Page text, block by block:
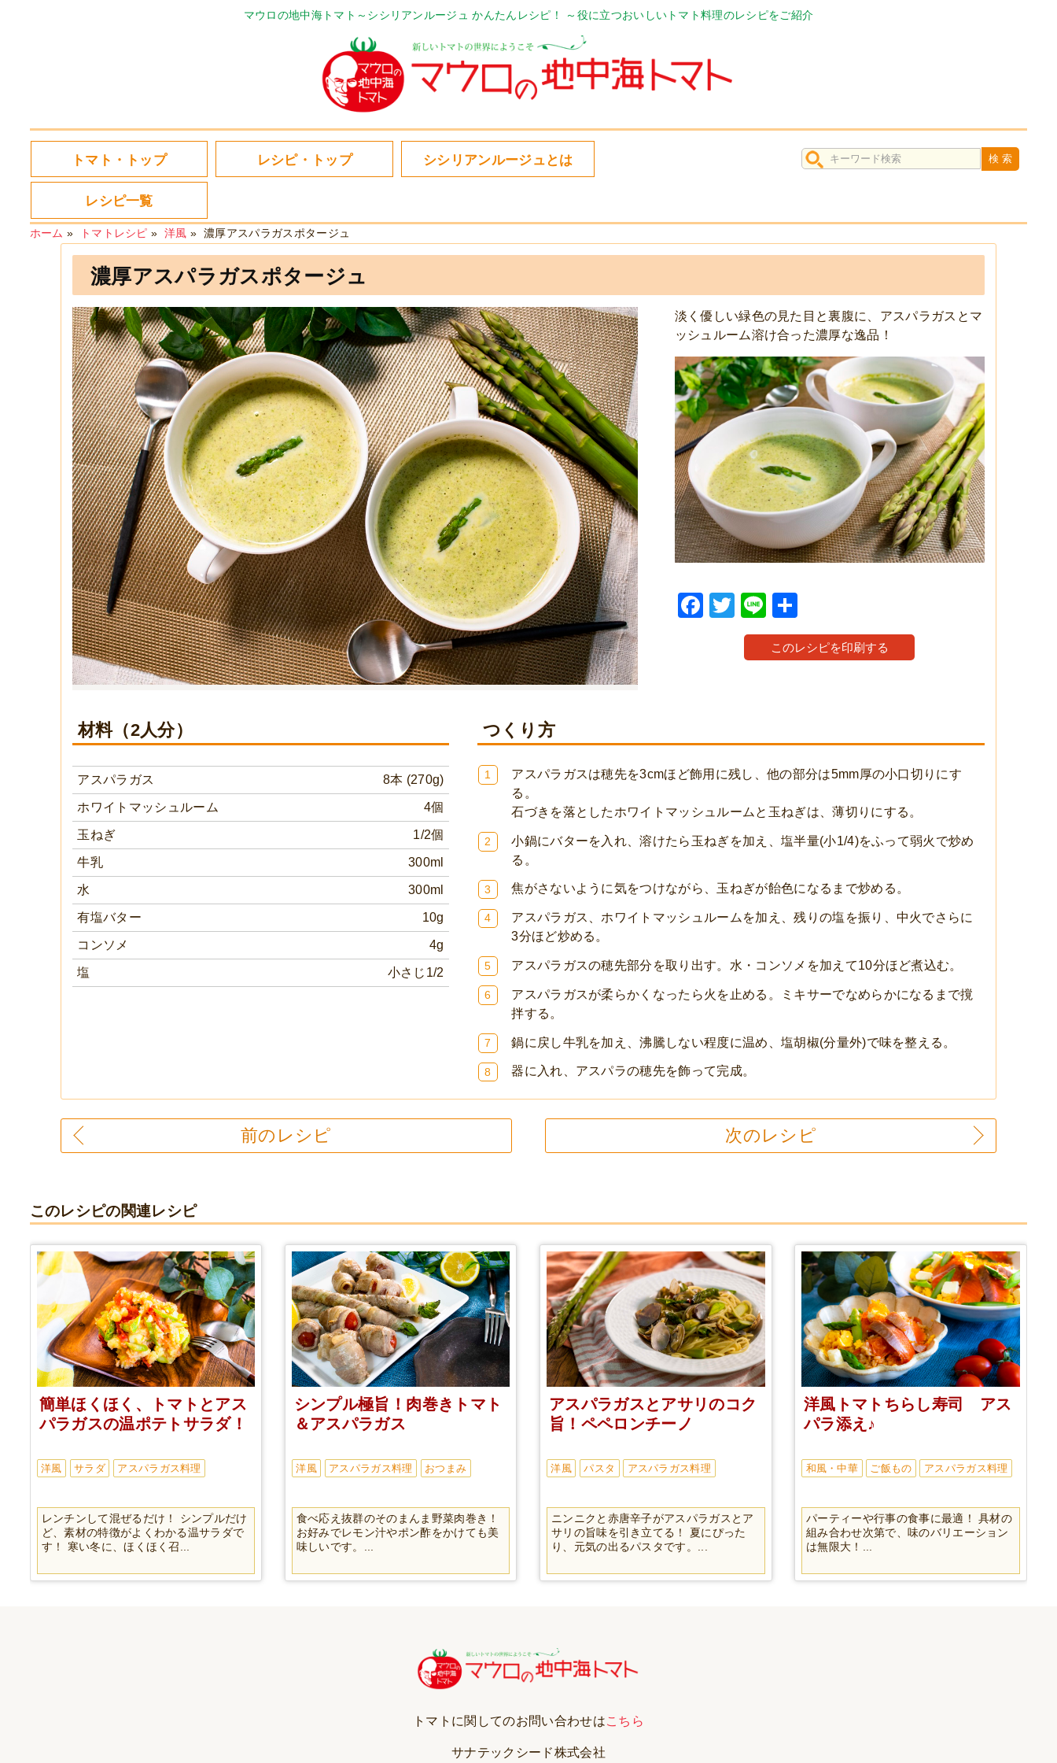
マウロの地中海トマト～シシリアンルージュ かんたんレシピ！ ～役に立つおいしいトマト料理のレシピをご紹介
トマト・トップ レシピ・トップ シシリアンルージュとは
レシピ一覧
ホーム » トマトレシピ »洋風 » 濃厚アスパラガスポタージュ
濃厚アスパラガスポタージュ
淡く優しい緑色の見た目と裏腹に、アスパラガスとマ
ッシュルーム溶け合った濃厚な逸品！
Facebook
Twitter
Line
有
このレシピを印刷する
材料（2人分）
アスパラガス 8本 (270g)
ホワイトマッシュルーム 4個
玉ねぎ 1/2個
牛乳 300ml
水 300ml
有塩バター 10g
コンソメ 4g
塩 小さじ1/2
つくり方
1
アスパラガスは穂先を3cmほど飾用に残し、他の部分は5mm厚の小口切りにす
る。
石づきを落としたホワイトマッシュルームと玉ねぎは、薄切りにする。
2
小鍋にバターを入れ、溶けたら玉ねぎを加え、塩半量(小1/4)をふって弱火で炒め
る。
3 焦がさないように気をつけながら、玉ねぎが飴色になるまで炒める。
4
アスパラガス、ホワイトマッシュルームを加え、残りの塩を振り、中火でさらに
3分ほど炒める。
5 アスパラガスの穂先部分を取り出す。水・コンソメを加えて10分ほど煮込む。
6
アスパラガスが柔らかくなったら火を止める。ミキサーでなめらかになるまで撹
拌する。
7 鍋に戻し牛乳を加え、沸騰しない程度に温め、塩胡椒(分量外)で味を整える。
8 器に入れ、アスパラの穂先を飾って完成。
前のレシピ 次のレシピ
このレシピの関連レシピ
簡単ほくほく、トマトとアス
パラガスの温ポテトサラダ！
洋風 サラダ アスパラガス料理
レンチンして混ぜるだけ！ シンプルだけ
ど、素材の特徴がよくわかる温サラダで
す！ 寒い冬に、ほくほく召...
シンプル極旨！肉巻きトマト
＆アスパラガス
洋風 アスパラガス料理 おつまみ
食べ応え抜群のそのまんま野菜肉巻き！
お好みでレモン汁やポン酢をかけても美
味しいです。...
アスパラガスとアサリのコク
旨！ペペロンチーノ
洋風 パスタ アスパラガス料理
ニンニクと赤唐辛子がアスパラガスとア
サリの旨味を引き立てる！ 夏にぴった
り、元気の出るパスタです。...
洋風トマトちらし寿司 アス
パラ添え♪
和風・中華 ご飯もの アスパラガス料理
パーティーや行事の食事に最適！ 具材の
組み合わせ次第で、味のバリエーション
は無限大！...
トマトに関してのお問い合わせはこちら
サナテックシード株式会社